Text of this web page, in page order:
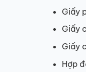
Giấy
Giấy
Giấy
Hợp